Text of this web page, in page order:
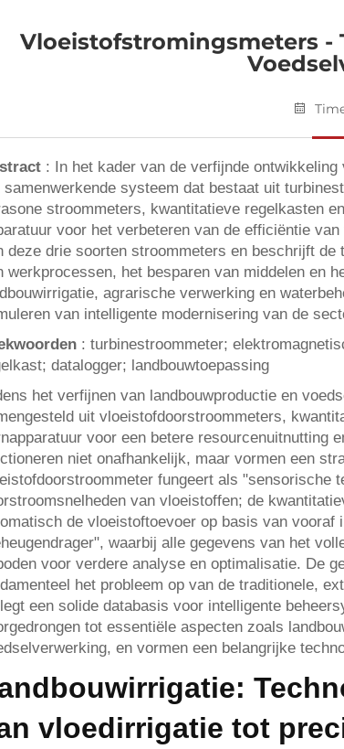
Vloeistofstromingsmeters -
: In het kader van de verfijnde
samenwerkende systeem dat bestaat uit
stroommeters, kwantitatieve regelkasten
voor het verbeteren van de efficiëntie
deze drie soorten stroommeters en beschrijft
werkprocessen, het besparen van middelen en
agrarische verwerking en
van intelligente modernisering van de
: turbinestroommeter;
datalogger; landbouwtoepassing
het verfijnen van landbouwproductie en
uit vloeistofdoorstroommeters,
voor een betere resourcenuitnutting
niet onafhankelijk, maar vormen een
fungeert als "sensorische
van vloeistoffen; de
de vloeistoftoevoer op basis van vooraf
waarbij alle gegevens van het
voor verdere analyse en optimalisatie. De
het probleem op van de traditionele,
een solide databasis voor intelligente
tot essentiële aspecten zoals
en vormen een belangrijke
vloedirrigatie tot